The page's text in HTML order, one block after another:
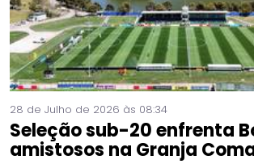
28 de Julho de 2026 às 08:34
Seleção sub-20 enfrenta
amistosos na Granja